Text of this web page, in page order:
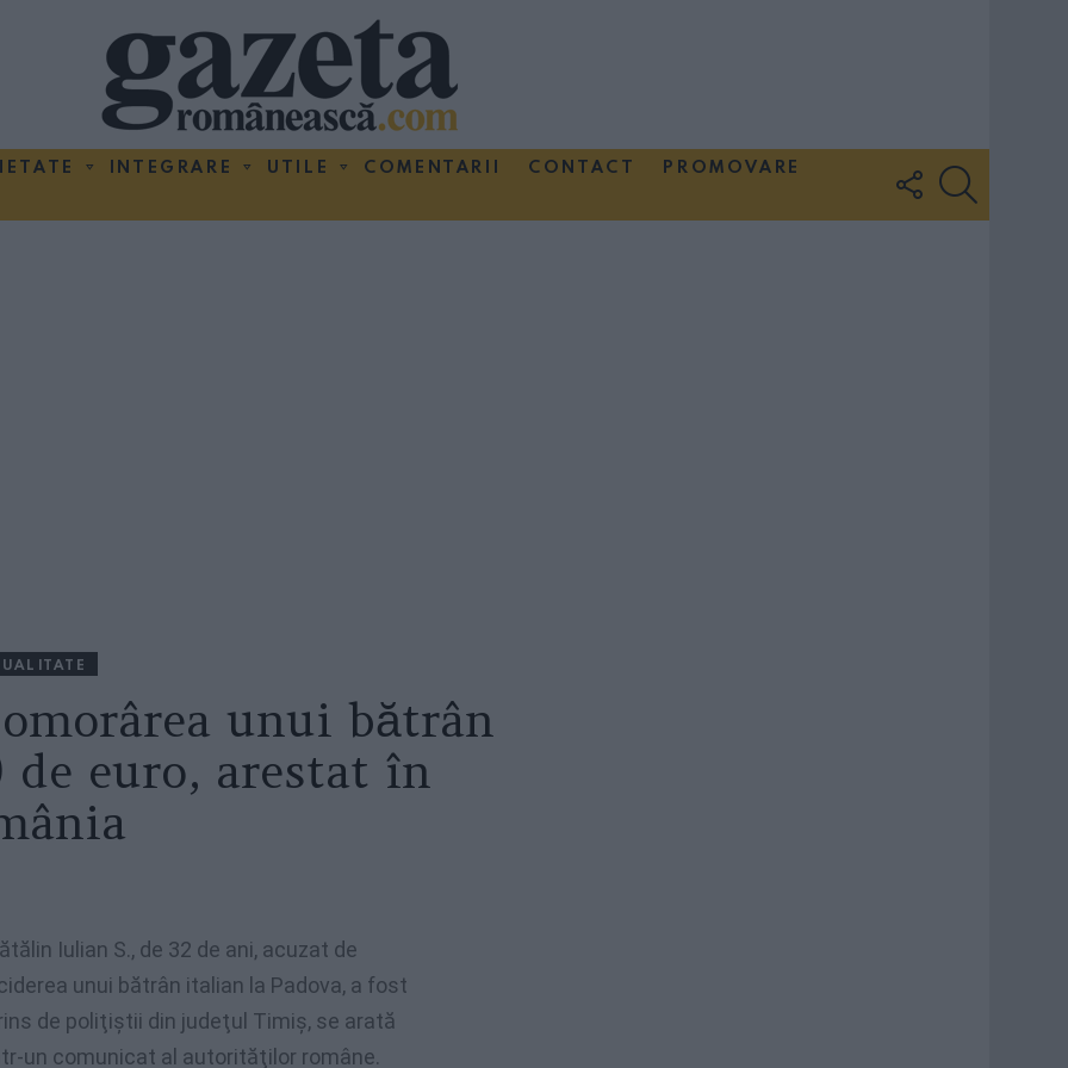
INTEGRARE UTILE COMENTARII CONTACT
PROMOVARE
FOLLOW
US
unui bătrân
euro, arestat în
Iulian S., de 32 de ani, acuzat de
unui bătrân italian la Padova, a fost
de poliţiştii din judeţul Timiş, se arată
un comunicat al autorităţilor române.